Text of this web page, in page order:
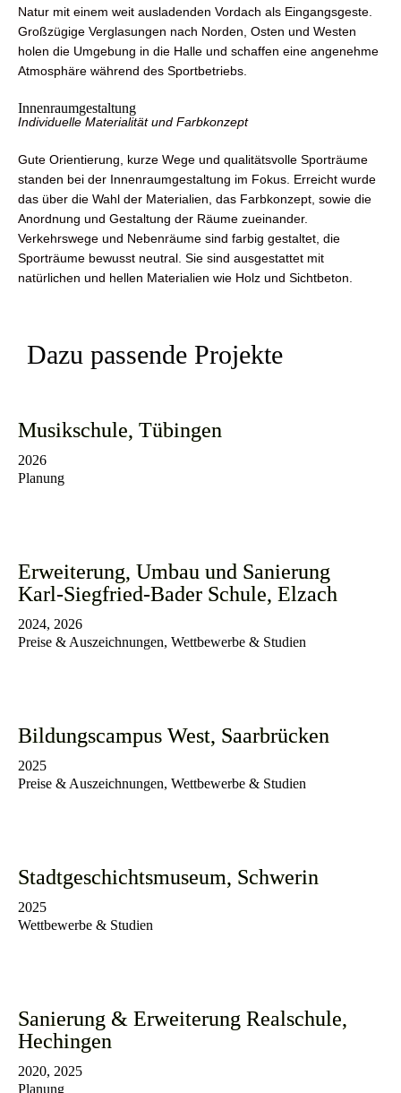
Natur mit einem weit ausladenden Vordach als Eingangsgeste.
Großzügige Verglasungen nach Norden, Osten und Westen
holen die Umgebung in die Halle und schaffen eine angenehme
Atmosphäre während des Sportbetriebs.
Innenraumgestaltung
Individuelle Materialität und Farbkonzept
Gute Orientierung, kurze Wege und qualitätsvolle Sporträume
standen bei der Innenraumgestaltung im Fokus. Erreicht wurde
das über die Wahl der Materialien, das Farbkonzept, sowie die
Anordnung und Gestaltung der Räume zueinander.
Verkehrswege und Nebenräume sind farbig gestaltet, die
Sporträume bewusst neutral. Sie sind ausgestattet mit
natürlichen und hellen Materialien wie Holz und Sichtbeton.
Dazu passende Projekte
Musikschule, Tübingen
2026
Planung
Erweiterung, Umbau und Sanierung
Karl-Siegfried-Bader Schule, Elzach
2024, 2026
Preise & Auszeichnungen, Wettbewerbe & Studien
Bildungscampus West, Saarbrücken
2025
Preise & Auszeichnungen, Wettbewerbe & Studien
Stadtgeschichtsmuseum, Schwerin
2025
Wettbewerbe & Studien
Sanierung & Erweiterung Realschule,
Hechingen
2020, 2025
Planung